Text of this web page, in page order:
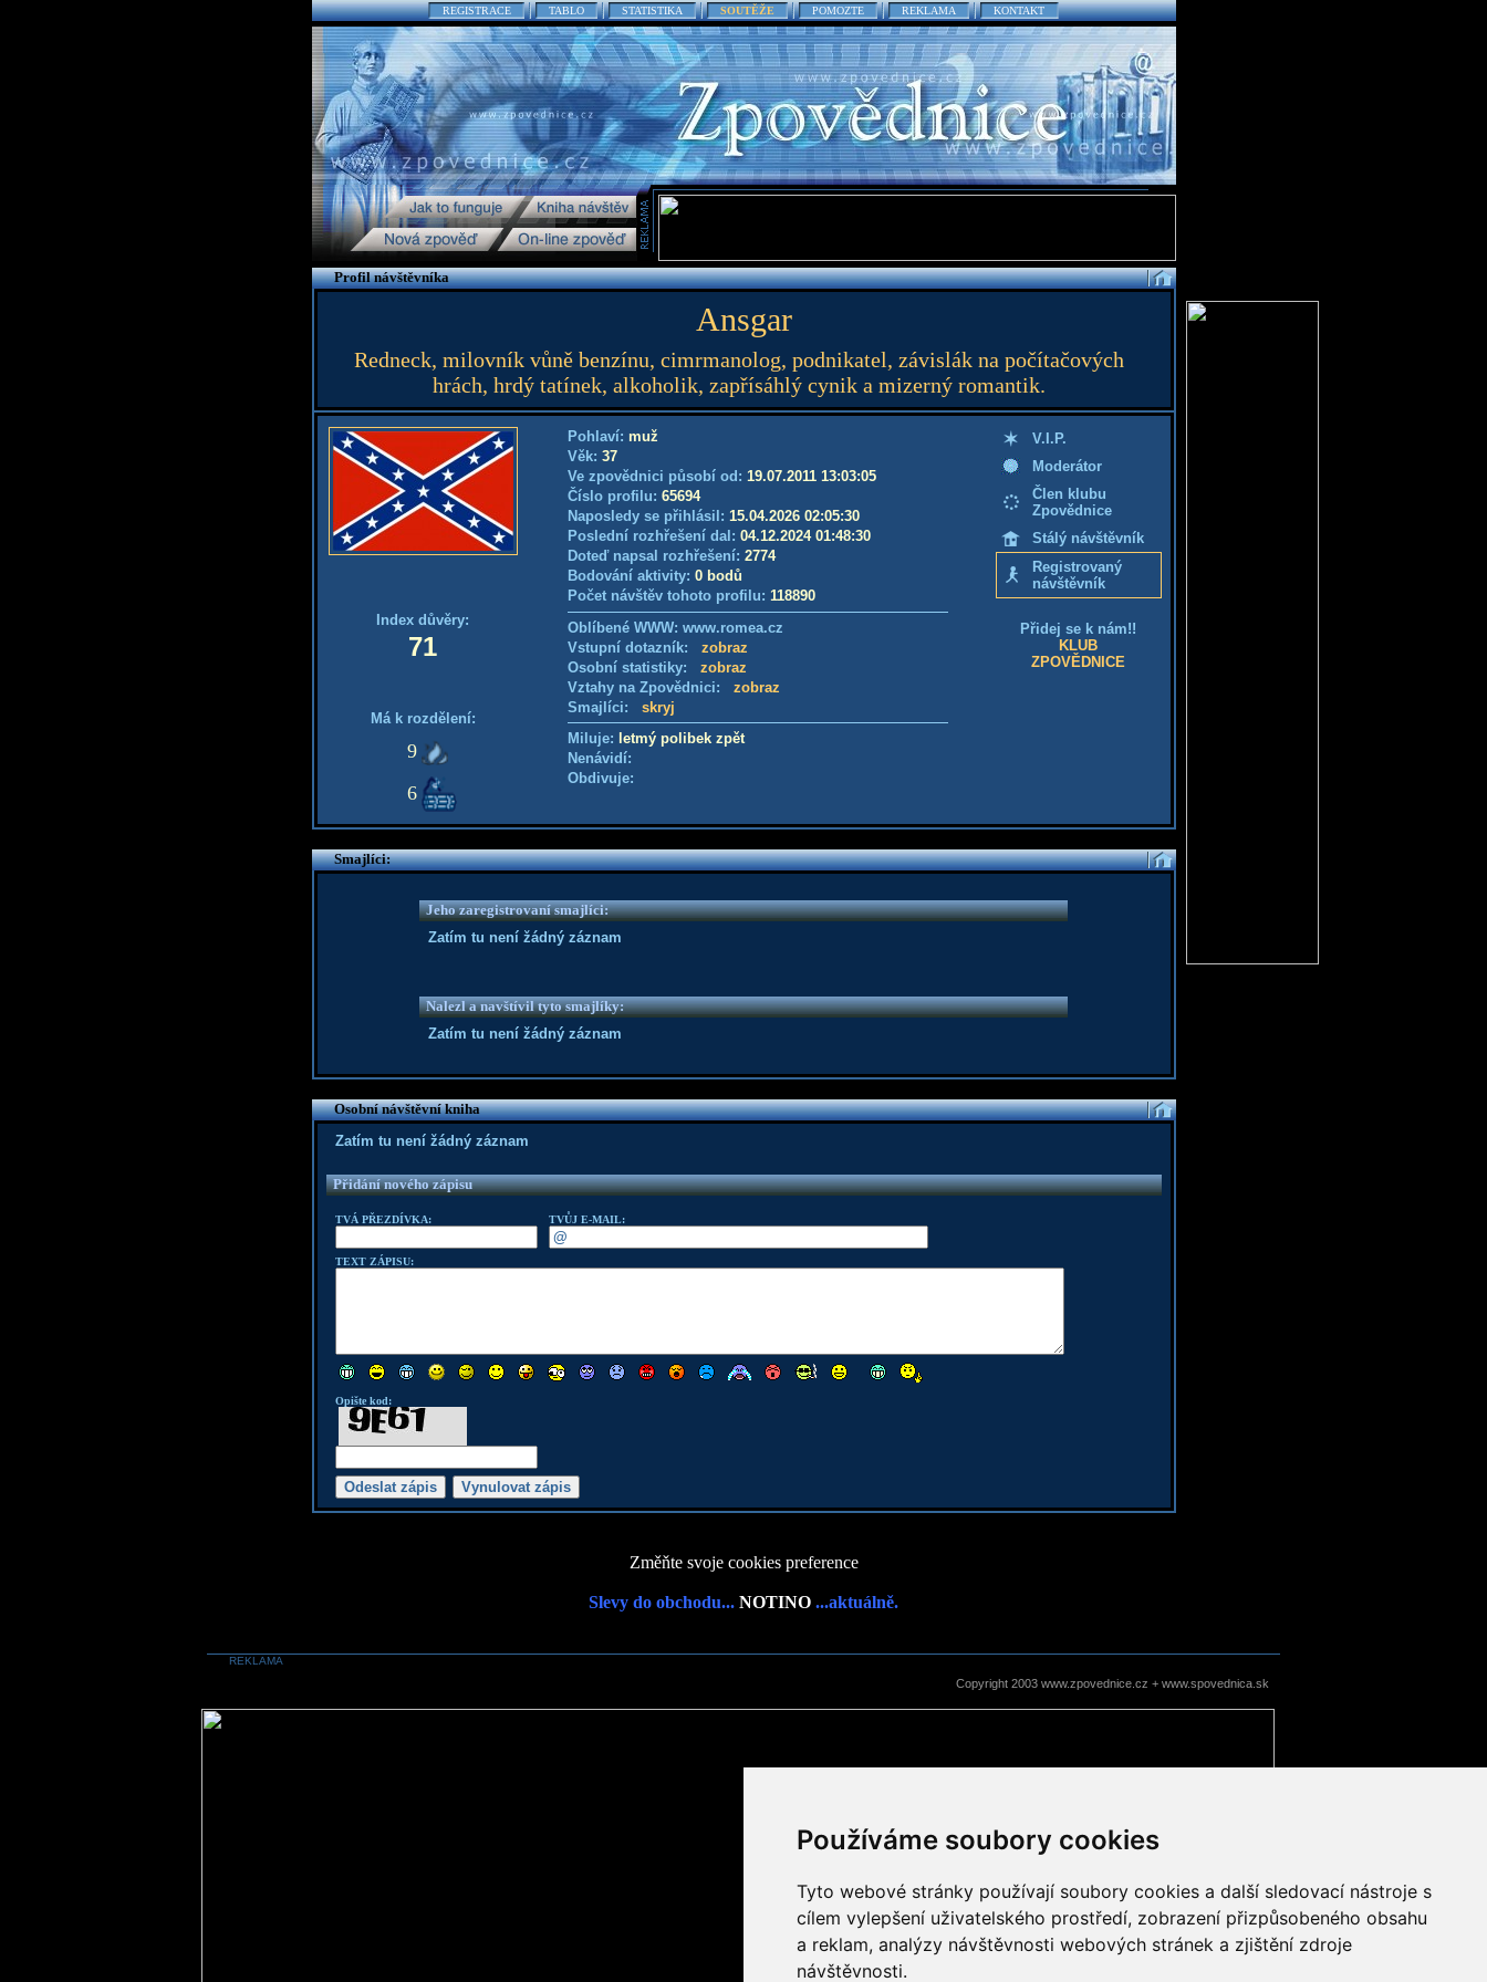
Používáme soubory cookies
Tyto webové stránky používají soubory cookies a další sledovací nástroje s
cílem vylepšení uživatelského prostředí, zobrazení přizpůsobeného obsahu
a reklam, analýzy návštěvnosti webových stránek a zjištění zdroje
návštěvnosti.
REGISTRACE TABLO STATISTIKA SOUTĚŽE POMOZTE REKLAMA KONTAKT
Profil návštěvníka
Ansgar
Redneck, milovník vůně benzínu, cimrmanolog, podnikatel, závislák na počítačových
hrách, hrdý tatínek, alkoholik, zapřísáhlý cynik a mizerný romantik.
Index důvěry:
71
Má k rozdělení:
9
6
Pohlaví: muž
Věk: 37
Ve zpovědnici působí od: 19.07.2011 13:03:05
Číslo profilu: 65694
Naposledy se přihlásil: 15.04.2026 02:05:30
Poslední rozhřešení dal: 04.12.2024 01:48:30
Doteď napsal rozhřešení: 2774
Bodování aktivity: 0 bodů
Počet návštěv tohoto profilu: 118890
Oblíbené WWW: www.romea.cz
Vstupní dotazník: zobraz
Osobní statistiky: zobraz
Vztahy na Zpovědnici: zobraz
Smajlíci: skryj
Miluje: letmý polibek zpět
Nenávidí:
Obdivuje:
V.I.P.
Moderátor
Člen klubu
Zpovědnice
Stálý návštěvník
Registrovaný
návštěvník
Přidej se k nám!!
KLUB
ZPOVĚDNICE
Smajlíci:
Jeho zaregistrovaní smajlíci:
Zatím tu není žádný záznam
Nalezl a navštívil tyto smajlíky:
Zatím tu není žádný záznam
Osobní návštěvní kniha
Zatím tu není žádný záznam
Přidání nového zápisu
TVÁ PŘEZDÍVKA: TVŮJ E-MAIL:
TEXT ZÁPISU:
Opište kod:
Změňte svoje cookies preference
Slevy do obchodu... NOTINO ...aktuálně.
REKLAMA
Copyright 2003 www.zpovednice.cz + www.spovednica.sk